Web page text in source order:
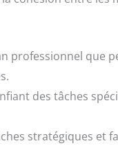
professionnel que
des tâches
stratégiques et